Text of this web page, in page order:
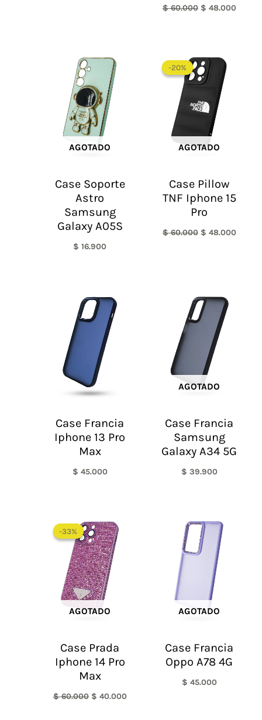
$60.000 $ 48.000
AGOTADO
Case Soporte
Astro
Samsung
Galaxy A05S
$ 16.900
-20%
AGOTADO
-20%
Case Pillow
TNF Iphone 15
Pro
$60.000
precio
original
era:
$ 60.000.
$ 48.000
Case Francia
Iphone 13 Pro
Max
$ 45.000
AGOTADO
Case Francia
Samsung
Galaxy A34 5G
$ 39.900
-33%
AGOTADO
-33%
Case Prada
Iphone 14 Pro
Max
$60.000
precio
original
era:
$ 60.000.
$ 40.000
AGOTADO
Case Francia
Oppo A78 4G
$ 45.000